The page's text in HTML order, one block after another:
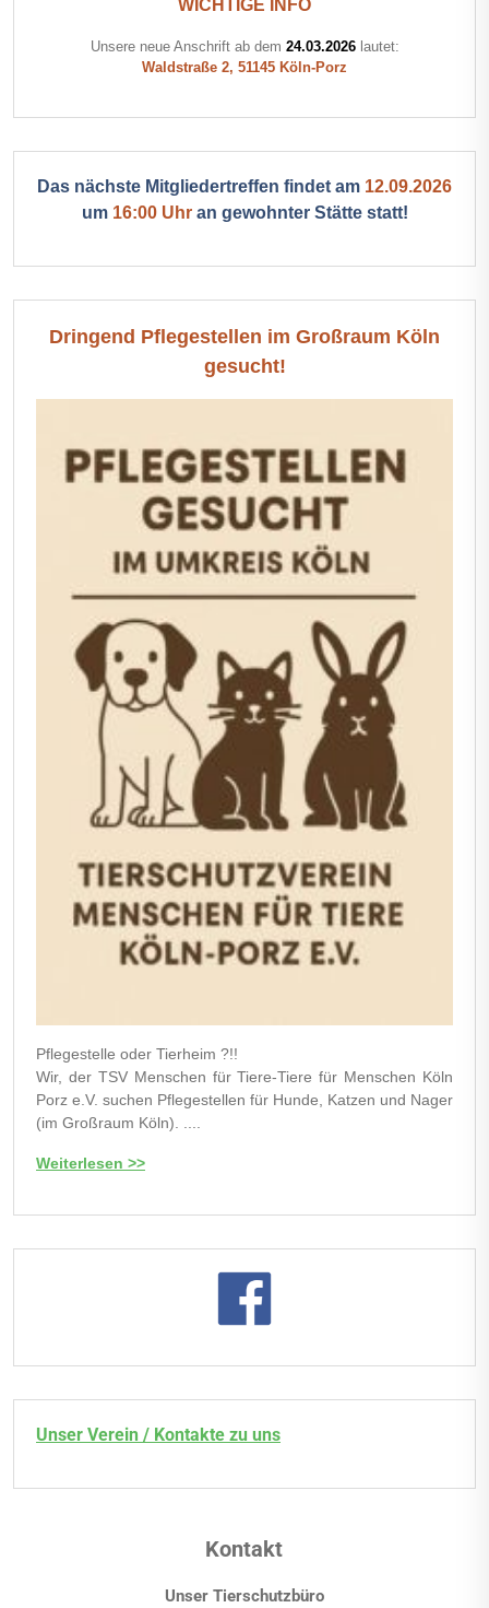
WICHTIGE INFO
Unsere neue Anschrift ab dem 24.03.2026lautet:
Waldstraße 2, 51145 Köln-Porz
Das nächste Mitgliedertreffen findet am 12.09.2026
um 16:00 Uhran gewohnter Stätte statt!
Dringend Pflegestellen im Großraum Köln
gesucht!
Pflegestelle oder Tierheim ?!!
Wir, der TSV Menschen für Tiere-Tiere für Menschen Köln
Porz e.V. suchen Pflegestellen für Hunde, Katzen und Nager
(im Großraum Köln). ....
Weiterlesen >>
Unser Verein / Kontakte zu uns
Kontakt
Unser Tierschutzbüro